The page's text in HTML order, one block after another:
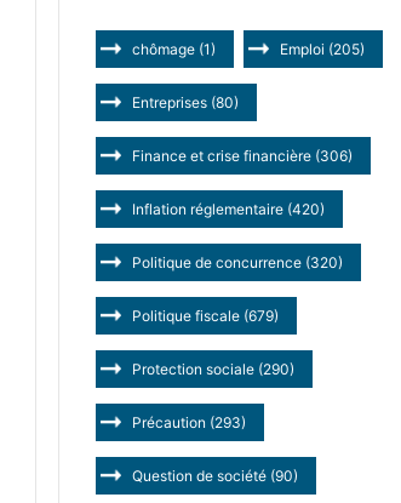
chômage (1) Emploi (205)
Entreprises (80)
Finance et crise financière (306)
Inflation réglementaire (420)
Politique de concurrence (320)
Politique fiscale (679)
Protection sociale (290)
Précaution (293)
Question de société (90)